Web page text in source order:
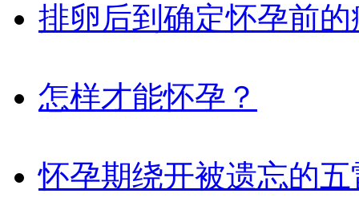
排卵后到确定怀孕前的
怎样才能怀孕？
怀孕期绕开被遗忘的五